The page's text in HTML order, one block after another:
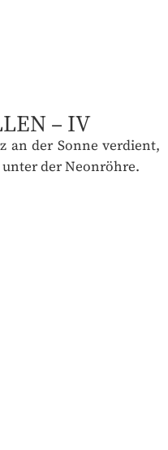
– IV
an der Sonne verdient,
der Neonröhre.